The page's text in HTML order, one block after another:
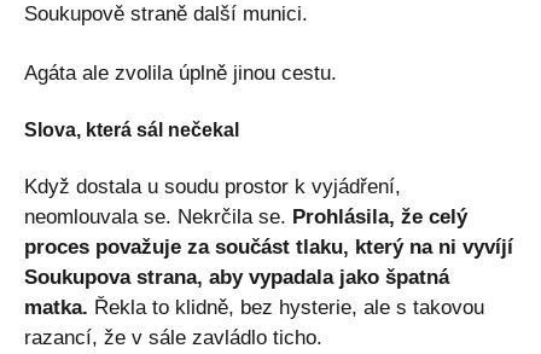
Soukupově straně další munici.
Agáta ale zvolila úplně jinou cestu.
Slova, která sál nečekal
Když dostala u soudu prostor k vyjádření,
neomlouvala se. Nekrčila se. Prohlásila, že celý
proces považuje za součást tlaku, který na ni vyvíjí
Soukupova strana, aby vypadala jako špatná
matka. Řekla to klidně, bez hysterie, ale s takovou
razancí, že v sále zavládlo ticho.